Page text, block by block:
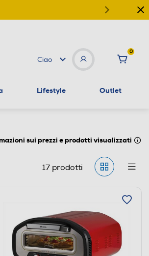
Ciao
0
Lifestyle Outlet
sui prezzi e prodotti visualizzati
17prodotti